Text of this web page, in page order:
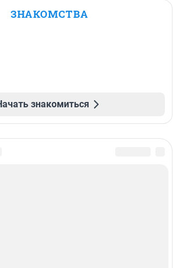
ЗНАКОМСТВА
знакомиться